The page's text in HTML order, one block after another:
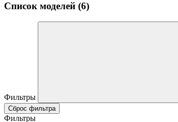
Список моделей (6)
Фильтры
Сброс фильтра
Фильтры